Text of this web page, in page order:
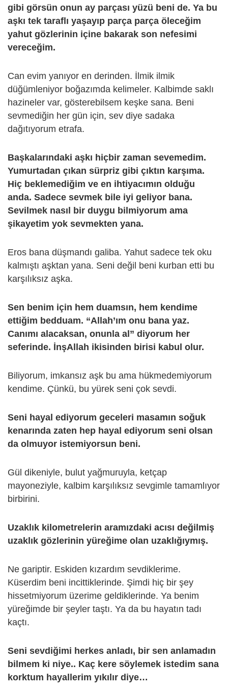
gibi görsün onun ay parçası yüzü beni de. Ya bu
aşkı tek taraflı yaşayıp parça parça öleceğim
yahut gözlerinin içine bakarak son nefesimi
vereceğim.
Can evim yanıyor en derinden. İlmik ilmik
düğümleniyor boğazımda kelimeler. Kalbimde saklı
hazineler var, gösterebilsem keşke sana. Beni
sevmediğin her gün için, sev diye sadaka
dağıtıyorum etrafa.
Başkalarındaki aşkı hiçbir zaman sevemedim.
Yumurtadan çıkan sürpriz gibi çıktın karşıma.
Hiç beklemediğim ve en ihtiyacımın olduğu
anda. Sadece sevmek bile iyi geliyor bana.
Sevilmek nasıl bir duygu bilmiyorum ama
şikayetim yok sevmekten yana.
Eros bana düşmandı galiba. Yahut sadece tek oku
kalmıştı aşktan yana. Seni değil beni kurban etti bu
karşılıksız aşka.
Sen benim için hem duamsın, hem kendime
ettiğim bedduam. “Allah’ım onu bana yaz.
Canımı alacaksan, onunla al” diyorum her
seferinde. İnşAllah ikisinden birisi kabul olur.
Biliyorum, imkansız aşk bu ama hükmedemiyorum
kendime. Çünkü, bu yürek seni çok sevdi.
Seni hayal ediyorum geceleri masamın soğuk
kenarında zaten hep hayal ediyorum seni olsan
da olmuyor istemiyorsun beni.
Gül dikeniyle, bulut yağmuruyla, ketçap
mayoneziyle, kalbim karşılıksız sevgimle tamamlıyor
birbirini.
Uzaklık kilometrelerin aramızdaki acısı değilmiş
uzaklık gözlerinin yüreğime olan uzaklığıymış.
Ne gariptir. Eskiden kızardım sevdiklerime.
Küserdim beni incittiklerinde. Şimdi hiç bir şey
hissetmiyorum üzerime geldiklerinde. Ya benim
yüreğimde bir şeyler taştı. Ya da bu hayatın tadı
kaçtı.
Seni sevdiğimi herkes anladı, bir sen anlamadın
bilmem ki niye.. Kaç kere söylemek istedim sana
korktum hayallerim yıkılır diye…